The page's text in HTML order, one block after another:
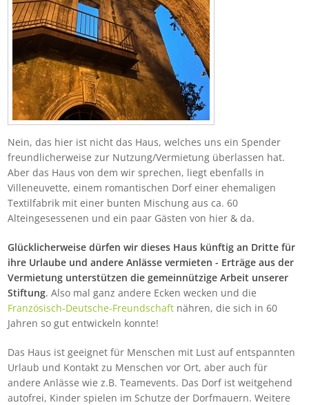
Nein, das hier ist nicht das Haus, welches uns ein Spender
freundlicherweise zur Nutzung/Vermietung überlassen hat.
Aber das Haus von dem wir sprechen, liegt ebenfalls in
Villeneuvette, einem romantischen Dorf einer ehemaligen
Textilfabrik mit einer bunten Mischung aus ca. 60
Alteingesessenen und ein paar Gästen von hier & da.
Glücklicherweise dürfen wir dieses Haus künftig an Dritte für
ihre Urlaube und andere Anlässe vermieten - Erträge aus der
Vermietung unterstützen die gemeinnützige Arbeit unserer
Stiftung. Also mal ganz andere Ecken wecken und die
Französisch-Deutsche-Freundschaftnähren, die sich in 60
Jahren so gut entwickeln konnte!
Das Haus ist geeignet für Menschen mit Lust auf entspannten
Urlaub und Kontakt zu Menschen vor Ort, aber auch für
andere Anlässe wie z.B. Teamevents. Das Dorf ist weitgehend
autofrei, Kinder spielen im Schutze der Dorfmauern. Weitere